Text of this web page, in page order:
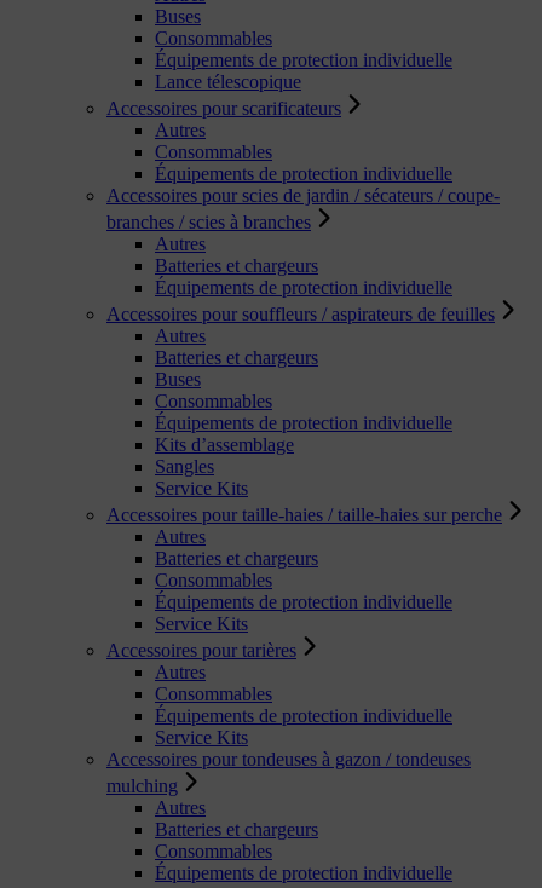
Buses
Consommables
Équipements de protection individuelle
Lance télescopique
Accessoires pour scarificateurs
Autres
Consommables
Équipements de protection individuelle
Accessoires pour scies de jardin / sécateurs / coupe-
branches / scies à branches
Autres
Batteries et chargeurs
Équipements de protection individuelle
Accessoires pour souffleurs / aspirateurs de feuilles
Autres
Batteries et chargeurs
Buses
Consommables
Équipements de protection individuelle
Kits d’assemblage
Sangles
Service Kits
Accessoires pour taille-haies / taille-haies sur perche
Autres
Batteries et chargeurs
Consommables
Équipements de protection individuelle
Service Kits
Accessoires pour tarières
Autres
Consommables
Équipements de protection individuelle
Service Kits
Accessoires pour tondeuses à gazon / tondeuses
mulching
Autres
Batteries et chargeurs
Consommables
Équipements de protection individuelle